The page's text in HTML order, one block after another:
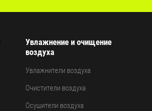
Увлажнение и очищение
воздуха
Увлажнители воздуха
Очистители воздуха
Осушители воздуха